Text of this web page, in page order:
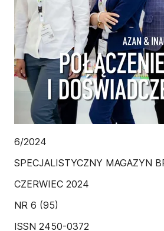
6/2024
SPECJALISTYCZNY MAGAZYN
CZERWIEC 2024
NR 6 (95)
ISSN 2450-0372